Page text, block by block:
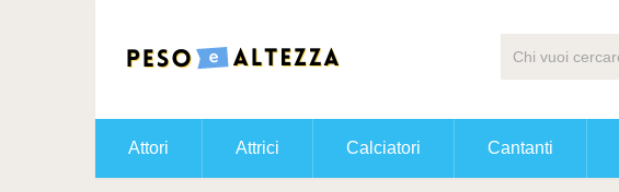
Attori Attrici Calciatori Cantanti